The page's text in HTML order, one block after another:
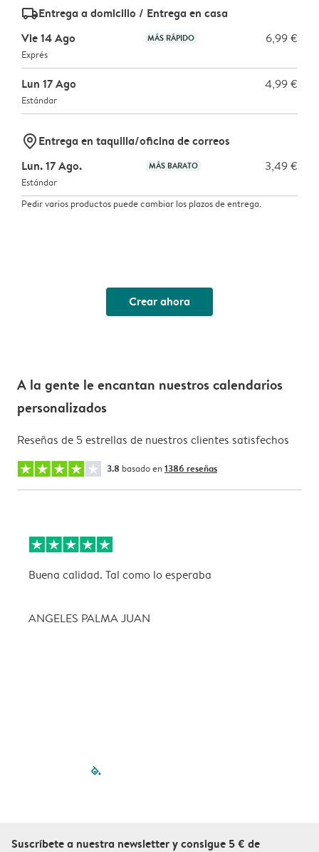
delivery_standard_v2Entrega a domicilio / Entrega en casa
Vie 14 Ago
MÁS RÁPIDO 6,99 €
Exprés
Lun 17 Ago 4,99 €
Estándar
marker-pinEntrega en taquilla/oficina de correos
Lun. 17 Ago.
MÁS BARATO 3,49 €
Estándar
Pedir varios productos puede cambiar los plazos de entrega.
Crear ahora
A la gente le encantan nuestros calendarios
personalizados
Reseñas de 5 estrellas de nuestros clientes satisfechos
3.8 basado en 1386 reseñas
Buena calidad. Tal como lo esperaba
ANGELES PALMA JUAN
filled-pagination
Suscríbete a nuestra newsletter y consigue 5 € de